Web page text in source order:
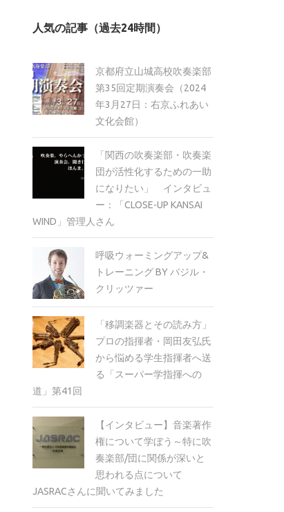
イ
人気の記事（過去24時間）
京都府立山城高校吹奏楽部
第35回定期演奏会（2024
年3月27日：右京ふれあい
文化会館）
「関西の吹奏楽部・吹奏楽
団が活性化するための一助
になりたい」 インタビュ
ー：「CLOSE-UP KANSAI
WIND」管理人さん
呼吸ウォーミングアップ&
トレーニング BY バジル・
クリッツァー
「移調楽器とその読み方」
プロの指揮者・岡田友弘氏
から悩める学生指揮者へ送
る「スーパー学指揮への
道」第41回
【インタビュー】音楽著作
権について学ぼう～特に吹
奏楽部/団に関係が深いと
思われる点について
JASRACさんに聞いてみました